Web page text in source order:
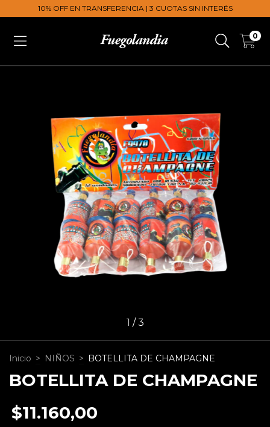
10% OFF EN TRANSFERENCIA | 3 CUOTAS SIN INTERÉS
0
1 /3
Inicio > NIÑOS > BOTELLITA DE CHAMPAGNE
BOTELLITA DE CHAMPAGNE
$11.160,00